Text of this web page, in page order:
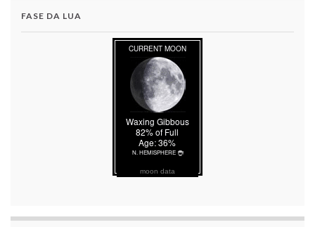
FASE DA LUA
moon data